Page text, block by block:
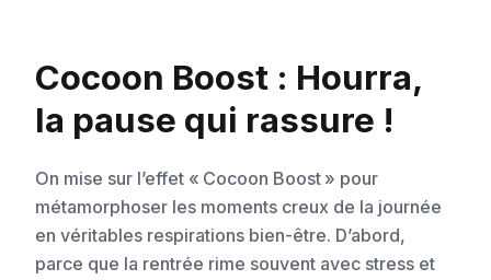
Cocoon Boost : Hourra,
la pause qui rassure !
On mise sur l’effet « Cocoon Boost » pour
métamorphoser les moments creux de la journée
en véritables respirations bien-être. D’abord,
parce que la rentrée rime souvent avec stress et